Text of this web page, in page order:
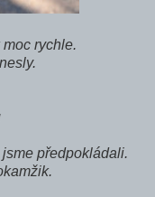
rychle.
předpokládali.